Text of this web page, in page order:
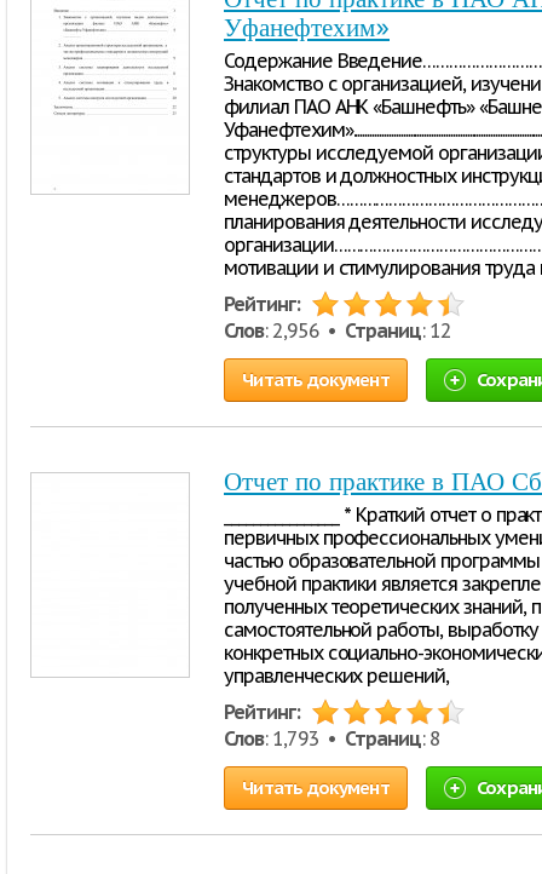
Уфанефтехим»
Содержание
Знакомство с организацией,
филиал ПАО АНК «Башнефть»
структуры исследуемой
стандартов и должностных
планирования деятельности
мотивации и стимулирования
Рейтинг:
Слов: 2,956 • Страниц: 12
Читать документ
Отчет по практике в ПАО
________________ * Краткий отчет о
первичных профессиональных
частью образовательной
учебной практики является
полученных теоретических знаний,
самостоятельной работы,
конкретных социально-
управленческих решений,
Рейтинг:
Слов: 1,793 • Страниц: 8
Читать документ